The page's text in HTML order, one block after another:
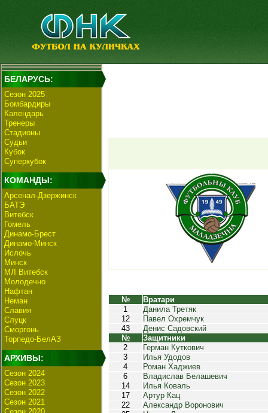
БЕЛАРУСЬ:
Сезон 2025
Бомбардиры
Календарь
Тренеры
Стадионы
Судьи
Кубок
Суперкубок
КОМАНДЫ:
Арсенал-Дзержинск
БАТЭ
Витебск
Гомель
Динамо-Брест
Динамо-Минск
Ислочь
Минск
МЛ Витебск
Молодечно
Нафтан
Неман
Славия
Слуцк
Сморгонь
Торпедо-БелАЗ
АРХИВЫ:
Сезон 2024
Сезон 2023
Сезон 2022
Сезон 2021
№
Вратари
1
Данила Третяк
12
Павел Охремчук
43
Денис Садовский
№
Защитники
2
Герман Куткович
3
Илья Удодов
4
Роман Хаджиев
6
Владислав Белашевич
14
Илья Коваль
17
Артур Кац
22
Александр Воронович